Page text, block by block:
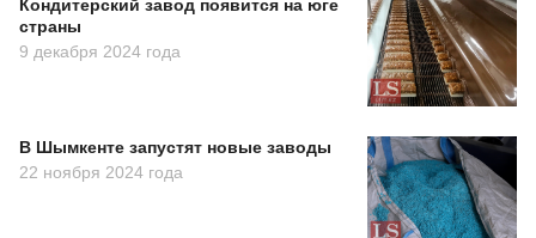
Кондитерский завод появится на юге
страны
9 декабря 2024 года
В Шымкенте запустят новые заводы
22 ноября 2024 года